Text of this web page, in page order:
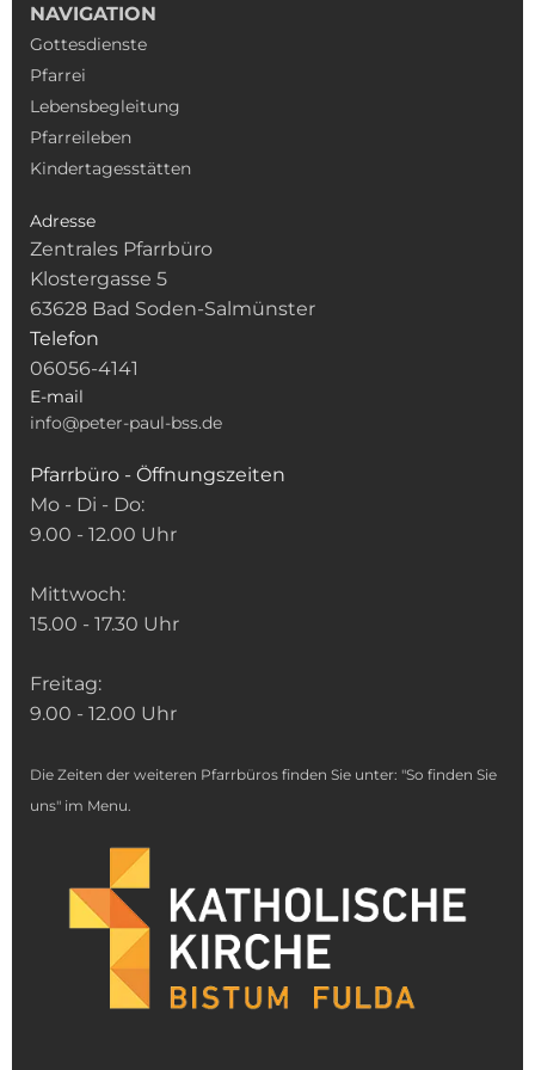
NAVIGATION
Gottesdienste
Pfarrei
Lebensbegleitung
Pfarreileben
Kindertagesstätten
Adresse
Zentrales Pfarrbüro
Klostergasse 5
63628 Bad Soden-Salmünster
Telefon
06056-4141
E-mail
info@peter-paul-bss.de
Pfarrbüro - Öffnungszeiten
Mo - Di - Do:
9.00 - 12.00 Uhr
Mittwoch:
15.00 - 17.30 Uhr
Freitag:
9.00 - 12.00 Uhr
Die Zeiten der weiteren Pfarrbüros finden Sie unter: "So finden Sie
uns" im Menu.